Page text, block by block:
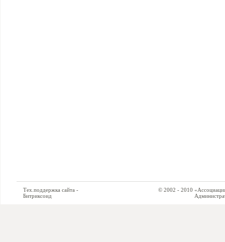
Тех.поддержка сайта -
Битриксоид
© 2002 - 2010 «Ассоциация